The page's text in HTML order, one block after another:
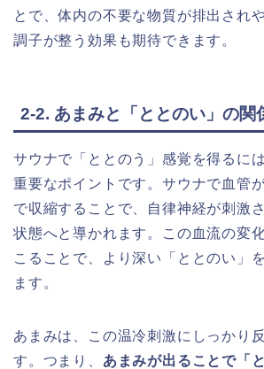
とで、体内の不要な物質が排出され
調子が整う効果も期待できます。
2-2. あまみと「ととのい」の関
サウナで「ととのう」感覚を得るに
重要なポイントです。サウナで血管
で収縮することで、自律神経が刺激
状態へと導かれます。この血流の変
こることで、より深い「ととのい」
ます。
あまみは、この温冷刺激にしっかり
す。つまり、 あまみが出ることで「